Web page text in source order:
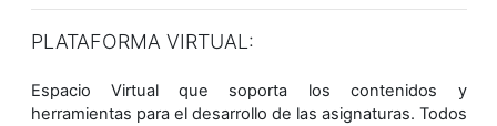
PLATAFORMA VIRTUAL:
Espacio Virtual que soporta los contenidos y
herramientas para el desarrollo de las asignaturas. Todos